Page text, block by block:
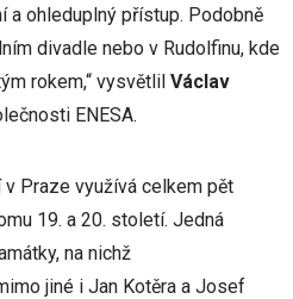
a ohleduplný přístup. Podobně
divadle nebo v Rudolfinu, kde
rokem,“ vysvětlil Václav
ENESA.
Praze využívá celkem pět
19. a 20. století. Jedná
na nichž
jiné i Jan Kotěra a Josef